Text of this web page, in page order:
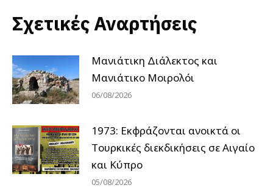
Σχετικές Αναρτήσεις
Μανιάτικη Διάλεκτος και
Μανιάτικο Μοιρολόι
06/08/2026
1973: Εκφράζονται ανοικτά οι
Tουρκικές διεκδικήσεις σε Αιγαίο
και Κύπρο
05/08/2026